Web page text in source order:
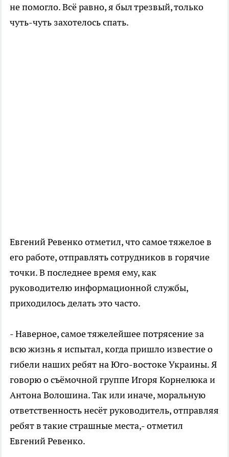
не помогло. Всё равно, я был трезвый, только
чуть-чуть захотелось спать.
Евгений Ревенко отметил, что самое тяжелое в
его работе, отправлять сотрудников в горячие
точки. В последнее время ему, как
руководителю информационной службы,
приходилось делать это часто.
- Наверное, самое тяжелейшее потрясение за
всю жизнь я испытал, когда пришло известие о
гибели наших ребят на Юго-востоке Украины. Я
говорю о съёмочной группе Игоря Корнелюка и
Антона Волошина. Так или иначе, моральную
ответственность несёт руководитель, отправляя
ребят в такие страшные места,- отметил
Евгений Ревенко.